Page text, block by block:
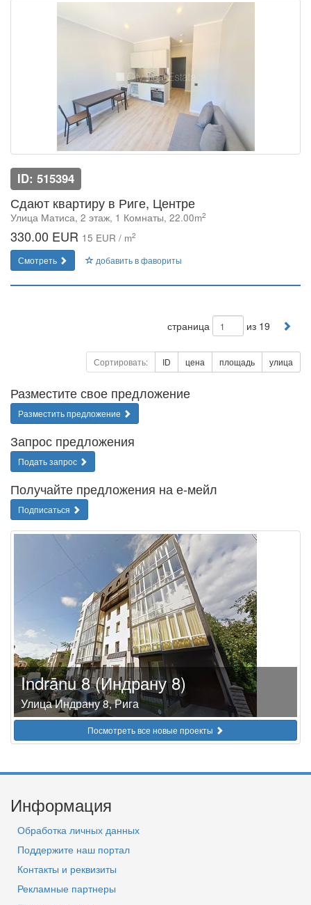
ID: 515394
Сдают квартиру в Риге, Центре
Улица Матиса, 2 этаж, 1 Комнаты, 22.00m2
330.00 EUR 15 EUR / m2
Смотреть добавить в фавориты
страница из 19
Сортировать: ID цена площадь улица
Разместите свое предложение
Разместить предложение
Запрос предложения
Подать запрос
Получайте предложения на е-мейл
Подписаться
Indrānu 8 (Индрану 8)
Улица Индрану 8, Рига
Посмотреть все новые проекты
Информация
Обработка личных данных
Поддержите наш портал
Контакты и реквизиты
Рекламные партнеры